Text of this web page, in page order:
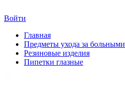
Войти
Главная
Предметы ухода за больными
Резиновые изделия
Пипетки глазные